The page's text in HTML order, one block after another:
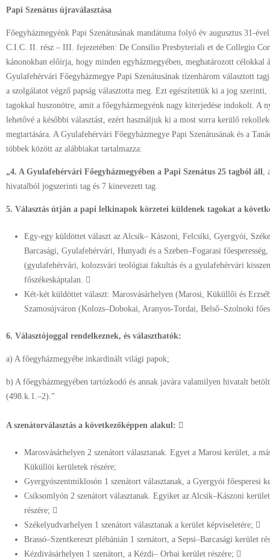
Papi Szenátus újraválasztása
Főegyházmegyénk Papi Szenátusának mandátuma folyó év augusztus 31-
C.I.C. II. rész – III. fejezetében: De Consilio Presbyteriali et de Collegio
kánonokban előírja, hogy minden egyházmegyében, meghatározott célokkal
Gyulafehérvári Főegyházmegye Papi Szenátusának tizenhárom választott
a szolgálatot végző papság választotta meg. Ezt egészítettük ki a jog
tagokkal huszonötre, amit a főegyházmegyénk nagy kiterjedése indokolt. A
lehetővé a későbbi választást, ezért használjuk ki a most sorra kerülő
megtartására. A Gyulafehérvári Főegyházmegye Papi Szenátusának és a
többek között az alábbiakat tartalmazza:
„4. A Gyulafehérvári Főegyházmegyében a Papi Szenátus 25 tagból áll,
hivatalból jogszerinti tag és 7 kinevezett tag.
5. Választás útján a papi lelkinapok körzetei küldenek tagokat a
Egy-egy küldöttet választ az Alcsík– Kászoni, Felcsíki, Gyergyói,
Barcasági, Gyulafehérvári, Hunyadi és a Szeben–Fogarasi
(gyulafehérvári, kolozsvári teológiai fakultás és a gyulafehérvári
főszékeskáptalan. 
Két-két küldöttet választ: Marosvásárhelyen (Marosi, Küküllői és
Szamosújváron (Kolozs–Dobokai, Aranyos-Tordai, Belső–Szolnoki
6. Választójoggal rendelkeznek, és választhatók:
a) A főegyházmegyébe inkardinált világi papok;
b) A főegyházmegyében tartózkodó és annak javára valamilyen hivatalt
(498.k.1.–2).”
A szenátorválasztás a következőképpen alakul: 
Marosvásárhelyen 2 szenátort választanak. Egyet a Marosi kerület, a
Küküllöi kerületek részére;
Gyergyószentmiklosón 1 szenátort választanak, a Gyergyói főesperesi
Csíksomlyón 2 szenátort választanak. Egyiket az Alcsík–Kászoni
részére; 
Székelyudvarhelyen 1 szenátort választanak a kerület képviseletére; 
Brassó–Szentkereszt plébánián 1 szenátort, a Sepsi–Barcasági kerület
Kézdivásárhelyen 1 szenátort, a Kézdi– Orbai kerület részére; 